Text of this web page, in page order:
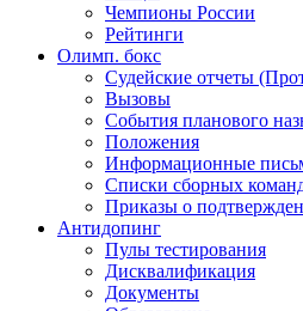
Чемпионы России
Рейтинги
Олимп. бокс
Судейские отчеты
Вызовы
События планового
Положения
Информационные
Списки сборных
Приказы о
Антидопинг
Пулы тестирования
Дисквалификация
Документы